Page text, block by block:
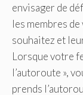
envisager de
les membres
souhaitez et
Lorsque votre
l’autoroute »,
prends